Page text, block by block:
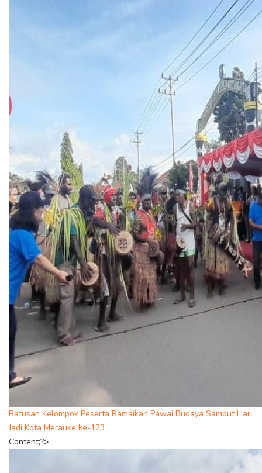
Ratusan Kelompok Peserta Ramaikan Pawai Budaya Sambut Hari
Jadi Kota Merauke ke-123
Content;?>